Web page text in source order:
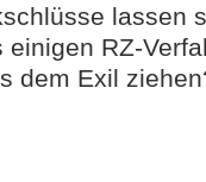
lassen
RZ-
dem Exil